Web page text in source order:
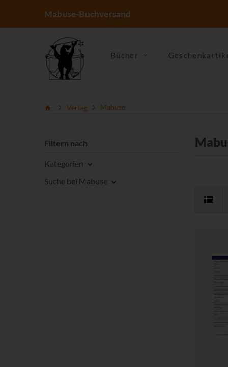
Mabuse-Buchversand
Bücher
Verlag Mabuse
Filtern nach
Kategorien
Suche bei Mabuse